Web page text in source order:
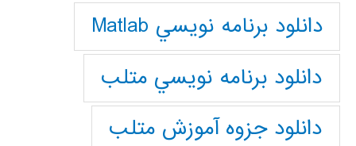
دانلود برنامه نويسي Matlab
دانلود برنامه نويسي متلب
دانلود جزوه آموزش متلب